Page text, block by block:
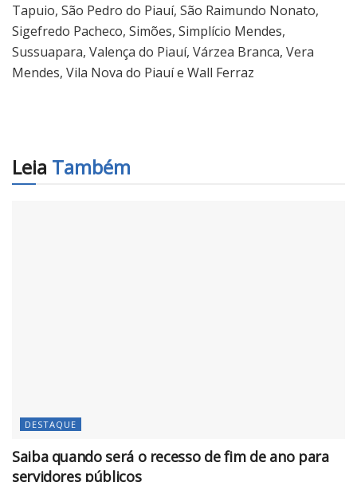
Tapuio, São Pedro do Piauí, São Raimundo Nonato,
Sigefredo Pacheco, Simões, Simplício Mendes,
Sussuapara, Valença do Piauí, Várzea Branca, Vera
Mendes, Vila Nova do Piauí e Wall Ferraz
Leia Também
DESTAQUE
Saiba quando será o recesso de fim de ano para
servidores públicos